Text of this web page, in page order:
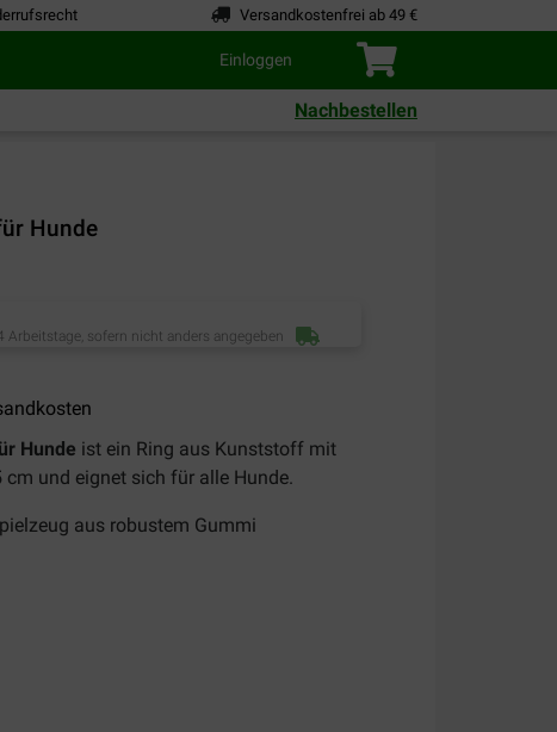
Versandkostenfrei ab 49 €
Einloggen
Nachbestellen
Hunde
Arbeitstage, sofern nicht anders angegeben
Hunde ist ein Ring aus Kunststoff mit
und eignet sich für alle Hunde.
aus robustem Gummi